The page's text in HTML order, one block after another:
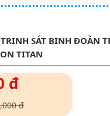
SÁT BINH ĐOÀN
TITAN
đ
đ